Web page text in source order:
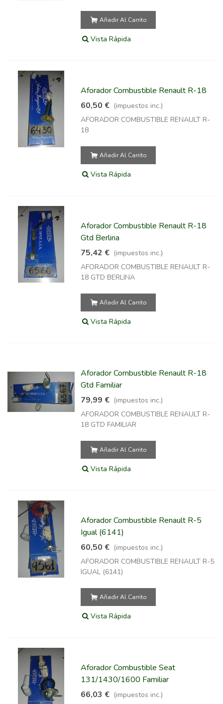
Añadir Al Carrito
Vista Rápida
Aforador Combustible Renault R-18
60,50 € (impuestos inc.)
AFORADOR COMBUSTIBLE RENAULT R-
18
Añadir Al Carrito
Vista Rápida
Aforador Combustible Renault R-18
Gtd Berlina
75,42 € (impuestos inc.)
AFORADOR COMBUSTIBLE RENAULT R-
18 GTD BERLINA
Añadir Al Carrito
Vista Rápida
Aforador Combustible Renault R-18
Gtd Familiar
79,99 € (impuestos inc.)
AFORADOR COMBUSTIBLE RENAULT R-
18 GTD FAMILIAR
Añadir Al Carrito
Vista Rápida
Aforador Combustible Renault R-5
Igual (6141)
60,50 € (impuestos inc.)
AFORADOR COMBUSTIBLE RENAULT R-5
IGUAL (6141)
Añadir Al Carrito
Vista Rápida
Aforador Combustible Seat
131/1430/1600 Familiar
66,03 € (impuestos inc.)